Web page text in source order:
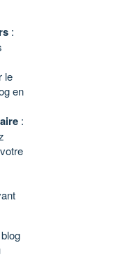
:
le
en
: